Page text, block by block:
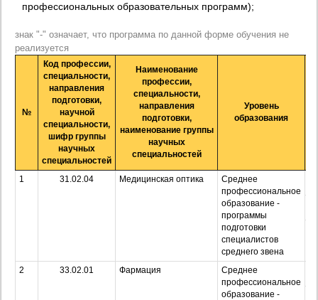
профессиональных образовательных программ);
знак "-" означает, что программа по данной форме обучения не
реализуется
№
Код профессии,
специальности,
направления
подготовки,
научной
специальности,
шифр группы
научных
специальностей
Наименование
профессии,
специальности,
направления
подготовки,
наименование группы
научных
специальностей
Уровень
образования
1 31.02.04 Медицинская оптика
Среднее
профессиональное
образование -
программы
подготовки
специалистов
среднего звена
2 33.02.01 Фармация
Среднее
профессиональное
образование -